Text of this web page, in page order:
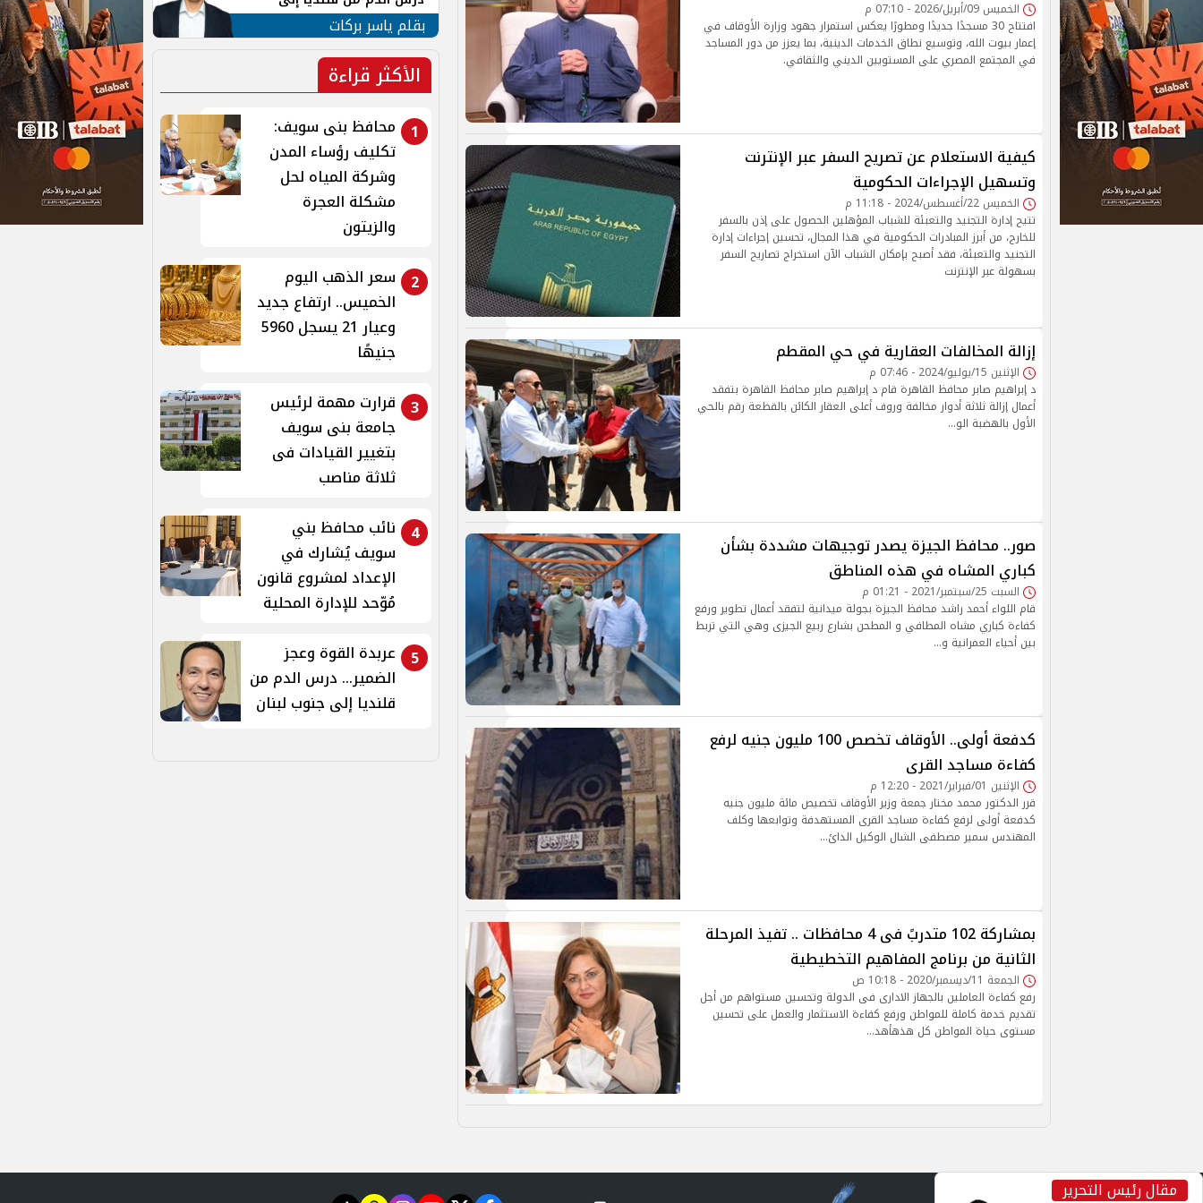
الخميس 09/أبريل/2026 - 07:10 م
افتتاح 30 مسجدًا جديدًا ومطورًا يعكس استمرار جهود وزارة الأوقاف في
إعمار بيوت الله، وتوسيع نطاق الخدمات الدينية، بما يعزز من دور المساجد
في المجتمع المصري على المستويين الديني والثقافي.
كيفية الاستعلام عن تصريح السفر عبر الإنترنت
وتسهيل الإجراءات الحكومية
الخميس 22/أغسطس/2024 - 11:18 م
تتيح إدارة التجنيد والتعبئة للشباب المؤهلين الحصول على إذن بالسفر
للخارج، من أبرز المبادرات الحكومية في هذا المجال، تحسين إجراءات إدارة
التجنيد والتعبئة، فقد أصبح بإمكان الشباب الآن استخراج تصاريح السفر
بسهولة عبر الإنترنت
إزالة المخالفات العقارية في حي المقطم
الإثنين 15/يوليو/2024 - 07:46 م
د إبراهيم صابر محافظ القاهرة قام د إبراهيم صابر محافظ القاهرة بتفقد
أعمال إزالة ثلاثة أدوار مخالفة وروف أعلى العقار الكائن بالقطعة رقم بالحي
الأول بالهضبة الو…
صور.. محافظ الجيزة يصدر توجيهات مشددة بشأن
كباري المشاه في هذه المناطق
السبت 25/سبتمبر/2021 - 01:21 م
قام اللواء أحمد راشد محافظ الجيزة بجولة ميدانية لتفقد أعمال تطوير ورفع
كفاءة كباري مشاه المطافي و المطحن بشارع ربيع الجيزى وهي التي تربط
بين أحياء العمرانية و…
كدفعة أولى.. الأوقاف تخصص 100 مليون جنيه لرفع
كفاءة مساجد القرى
الإثنين 01/فبراير/2021 - 12:20 م
قرر الدكتور محمد مختار جمعة وزير الأوقاف تخصيص مائة مليون جنيه
كدفعة أولى لرفع كفاءة مساجد القرى المستهدفة وتوابعها وكلف
المهندس سمير مصطفى الشال الوكيل الدائ…
بمشاركة 102 متدربً فى 4 محافظات .. تفيذ المرحلة
الثانية من برنامج المفاهيم التخطيطية
الجمعة 11/ديسمبر/2020 - 10:18 ص
رفع كفاءة العاملين بالجهاز الادارى فى الدولة وتحسين مستواهم من أجل
تقديم خدمة كاملة للمواطن ورفع كفاءة الاستثمار والعمل على تحسين
مستوى حياة المواطن كل هذهأهد…
جنوب لبنان
بقلم ياسر بركات
الأكثر قراءة
1
محافظ بنى سويف:
تكليف رؤساء المدن
وشركة المياه لحل
مشكلة العجرة
والزيتون
2
سعر الذهب اليوم
الخميس.. ارتفاع جديد
وعيار 21 يسجل 5960
جنيهًا
3 قرارت مهمة لرئيس
جامعة بنى سويف
بتغيير القيادات فى
ثلاثة مناصب
4
نائب محافظ بني
سويف يُشارك في
الإعداد لمشروع قانون
مُوّحد للإدارة المحلية
5
عربدة القوة وعجز
الضمير... درس الدم من
قلنديا إلى جنوب لبنان
مقال رئيس التحرير